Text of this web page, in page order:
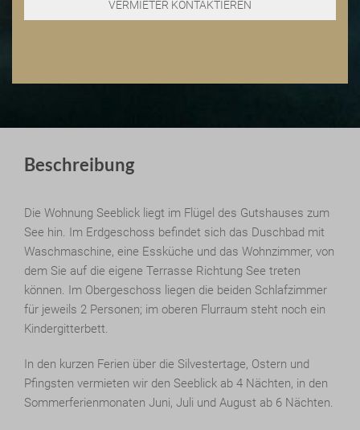
Beschreibung
Die Wohnung Seeblick liegt im Flügel des Gutshauses zum
See hin. Im Erdgeschoss befindet sich das Duschbad mit
Waschmaschine, eine Essküche und das Wohnzimmer, von
dem Sie auf die eigene Terrasse Richtung See treten
können. Im Obergeschoss liegen die beiden Schlafzimmer
für jeweils 2 Personen; im oberen Flurraum steht noch ein
Kindergitterbett.
In den kurzen Ferien über die Silvestertage, Ostern und
Pfingsten vermieten wir den Seeblick ab 4 Nächten, in den
Sommerferienmonaten Juni, Juli und August ab 6 Nächten.